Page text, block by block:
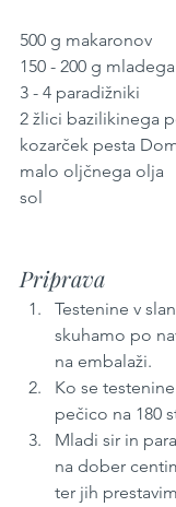
500 g makaronov
150 - 200 g
3 - 4 paradižniki
2 žlici bazilikinega
kozarček pesta
malo oljčnega olja
sol
Priprava
Testenine v
skuhamo po
na embalaži.
Ko se
pečico na 180
Mladi sir in
na dober
ter jih